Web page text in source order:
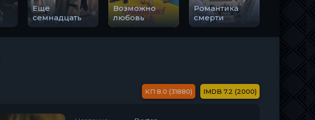
Ещё
семнадцать
Возможно
любовь
Романтика
смерти
8.0 (31880) 7.2 (2000)